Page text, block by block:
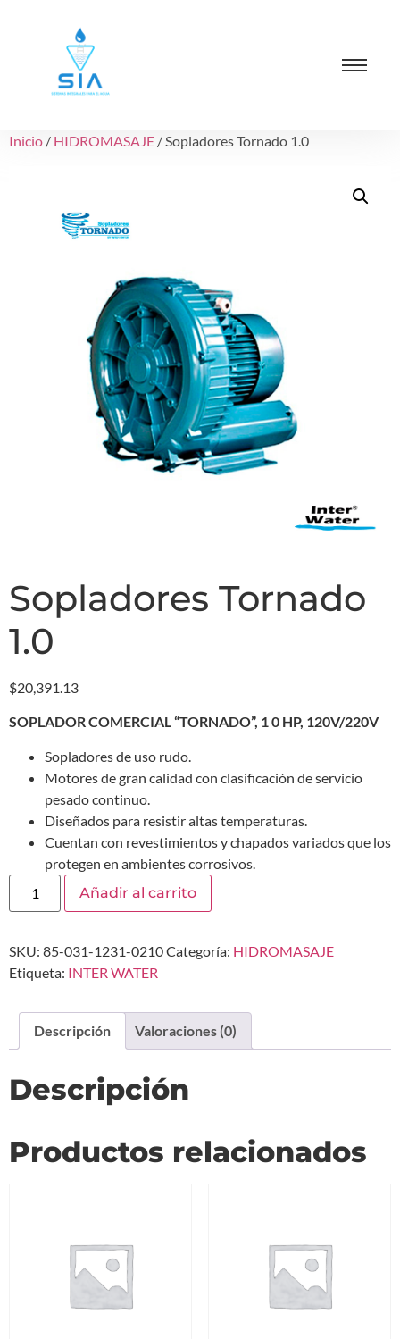
Inicio / HIDROMASAJE / Sopladores Tornado 1.0
Sopladores Tornado
1.0
$20,391.13
SOPLADOR COMERCIAL “TORNADO”, 1 0 HP, 120V/220V
Sopladores de uso rudo.
Motores de gran calidad con clasificación de servicio
pesado continuo.
Diseñados para resistir altas temperaturas.
Cuentan con revestimientos y chapados variados que los
protegen en ambientes corrosivos.
Añadir al carrito
SKU: 85-031-1231-0210Categoría: HIDROMASAJE
Etiqueta: INTER WATER
Descripción Valoraciones (0)
Descripción
Productos relacionados